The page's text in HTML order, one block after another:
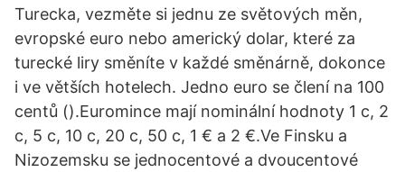
Turecka, vezměte si jednu ze světových měn,
evropské euro nebo americký dolar, které za
turecké liry směníte v každé směnárně, dokonce
i ve větších hotelech. Jedno euro se člení na 100
centů ().Euromince mají nominální hodnoty 1 c, 2
c, 5 c, 10 c, 20 c, 50 c, 1 € a 2 €.Ve Finsku a
Nizozemsku se jednocentové a dvoucentové